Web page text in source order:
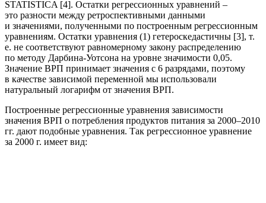
STATISTICA [4]. Остатки регрессионных уравнений –
это разности между ретроспективными данными
и значениями, полученными по построенным регрессионным
уравнениям. Остатки уравнения (1) гетероскедастичны [3], т.
е. не соответствуют равномерному закону распределению
по методу Дарбина-Уотсона на уровне значимости 0,05.
Значение ВРП принимает значения с 6 разрядами, поэтому
в качестве зависимой переменной мы использовали
натуральный логарифм от значения ВРП.
Построенные регрессионные уравнения зависимости
значения ВРП о потребления продуктов питания за 2000–2010
гг. дают подобные уравнения. Так регрессионное уравнение
за 2000 г. имеет вид: